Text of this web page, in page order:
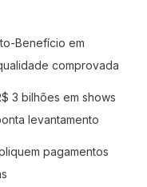
Benefício em
comprovada
3 bilhões em shows
levantamento
pagamentos